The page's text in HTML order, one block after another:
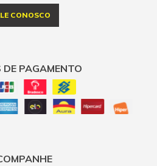
CONOSCO
DE PAGAMENTO